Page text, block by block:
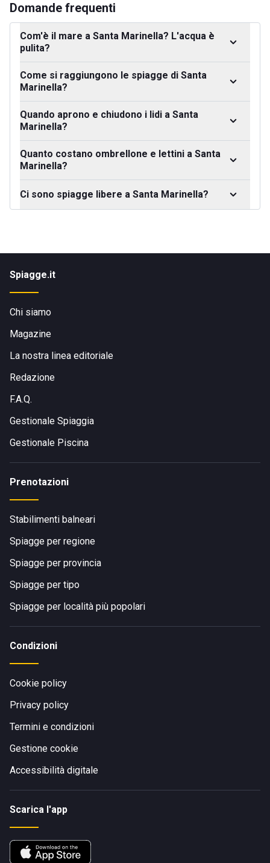
Domande frequenti
Com'è il mare a Santa Marinella? L'acqua è
pulita?
Come si raggiungono le spiagge di Santa
Marinella?
Quando aprono e chiudono i lidi a Santa
Marinella?
Quanto costano ombrellone e lettini a Santa
Marinella?
Ci sono spiagge libere a Santa Marinella?
Spiagge.it
Chi siamo
Magazine
La nostra linea editoriale
Redazione
F.A.Q.
Gestionale Spiaggia
Gestionale Piscina
Prenotazioni
Stabilimenti balneari
Spiagge per regione
Spiagge per provincia
Spiagge per tipo
Spiagge per località più popolari
Condizioni
Cookie policy
Privacy policy
Termini e condizioni
Gestione cookie
Accessibilità digitale
Scarica l'app